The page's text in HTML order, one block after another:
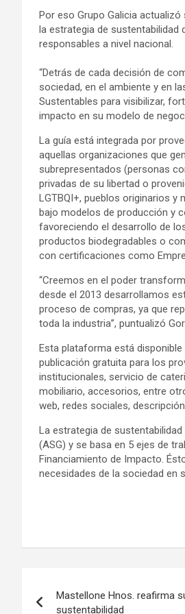
Por eso Grupo Galicia
la estrategia de sustentabilidad
responsables a nivel nacional.
“Detrás de cada decisión de
sociedad, en el ambiente y en
Sustentables para visibilizar,
impacto en su modelo de
La guía está integrada por
aquellas organizaciones que
subrepresentados (personas
privadas de su libertad o
LGTBQI+, pueblos originarios y
bajo modelos de producción y
favoreciendo el desarrollo de
productos biodegradables o
con certificaciones como
“Creemos en el poder
desde el 2013 desarrollamos
proceso de compras, ya que
toda la industria”, puntualizó
Esta plataforma está disponible
publicación gratuita para los
institucionales, servicio de
mobiliario, accesorios, entre
web, redes sociales,
La estrategia de
(ASG) y se basa en 5 ejes de
Financiamiento de Impacto.
necesidades de la sociedad en
Mastellone Hnos. reafirma
sustentabilidad